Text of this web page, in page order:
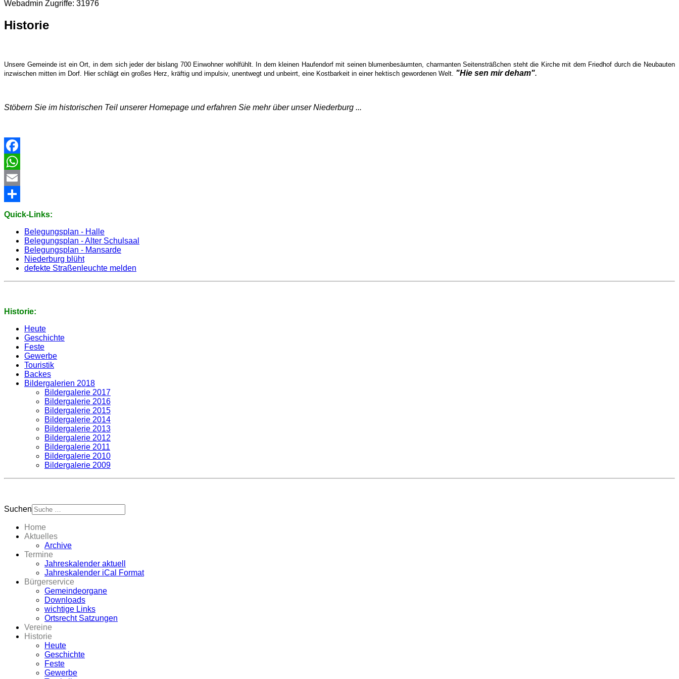
Webadmin Zugriffe: 31976
Historie
Unsere Gemeinde ist ein Ort, in dem sich jeder der bislang 700 Einwohner wohlfühlt. In dem kleinen Haufendorf mit seinen blumenbesäumten, charmanten Seitensträßchen steht die Kirche mit dem Friedhof durch die Neubauten
inzwischen mitten im Dorf. Hier schlägt ein großes Herz, kräftig und impulsiv, unentwegt und unbeirrt, eine Kostbarkeit in einer hektisch gewordenen Welt. "Hie sen mir deham".
Stöbern Sie im historischen Teil unserer Homepage und erfahren Sie mehr über unser Niederburg ...
Facebook
WhatsApp
Email
Share
Quick-Links:
Belegungsplan - Halle
Belegungsplan - Alter Schulsaal
Belegungsplan - Mansarde
Niederburg blüht
defekte Straßenleuchte melden
Historie:
Heute
Geschichte
Feste
Gewerbe
Touristik
Backes
Bildergalerien 2018
Bildergalerie 2017
Bildergalerie 2016
Bildergalerie 2015
Bildergalerie 2014
Bildergalerie 2013
Bildergalerie 2012
Bildergalerie 2011
Bildergalerie 2010
Bildergalerie 2009
Suchen
Home
Aktuelles
Archive
Termine
Jahreskalender aktuell
Jahreskalender iCal Format
Bürgerservice
Gemeindeorgane
Downloads
wichtige Links
Ortsrecht Satzungen
Vereine
Historie
Heute
Geschichte
Feste
Gewerbe